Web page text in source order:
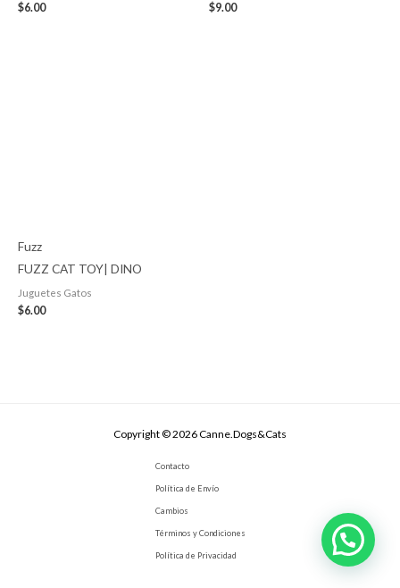
$6.00 $9.00
Fuzz
FUZZ CAT TOY| DINO
Juguetes Gatos
$6.00
Copyright © 2026 Canne.Dogs&Cats
Contacto
Política de Envío
Cambios
Términos y Condiciones
Política de Privacidad